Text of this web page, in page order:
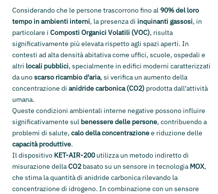
Considerando che le persone trascorrono fino al 90% del loro
tempo in ambienti interni, la presenza di inquinanti gassosi, in
particolare i Composti Organici Volatili (VOC), risulta
significativamente più elevata rispetto agli spazi aperti. In
contesti ad alta densità abitativa come uffici, scuole, ospedali e
altri locali pubblici, specialmente in edifici moderni caratterizzati
da unoscarso ricambio d'aria, si verifica un aumento della
concentrazione di anidride carbonica (CO2) prodotta dall'attività
umana.
Queste condizioni ambientali interne negative possono influire
significativamente sul benessere delle persone, contribuendo a
problemi di salute, calo della concentrazionee riduzione delle
capacità produttive.
Il dispositivo KET-AIR-200utilizza un metodo indiretto di
misurazione dellaCO2 basato su un sensore in tecnologia MOX,
che stima la quantità di anidride carbonica rilevando la
concentrazione di idrogeno. In combinazione con un sensore